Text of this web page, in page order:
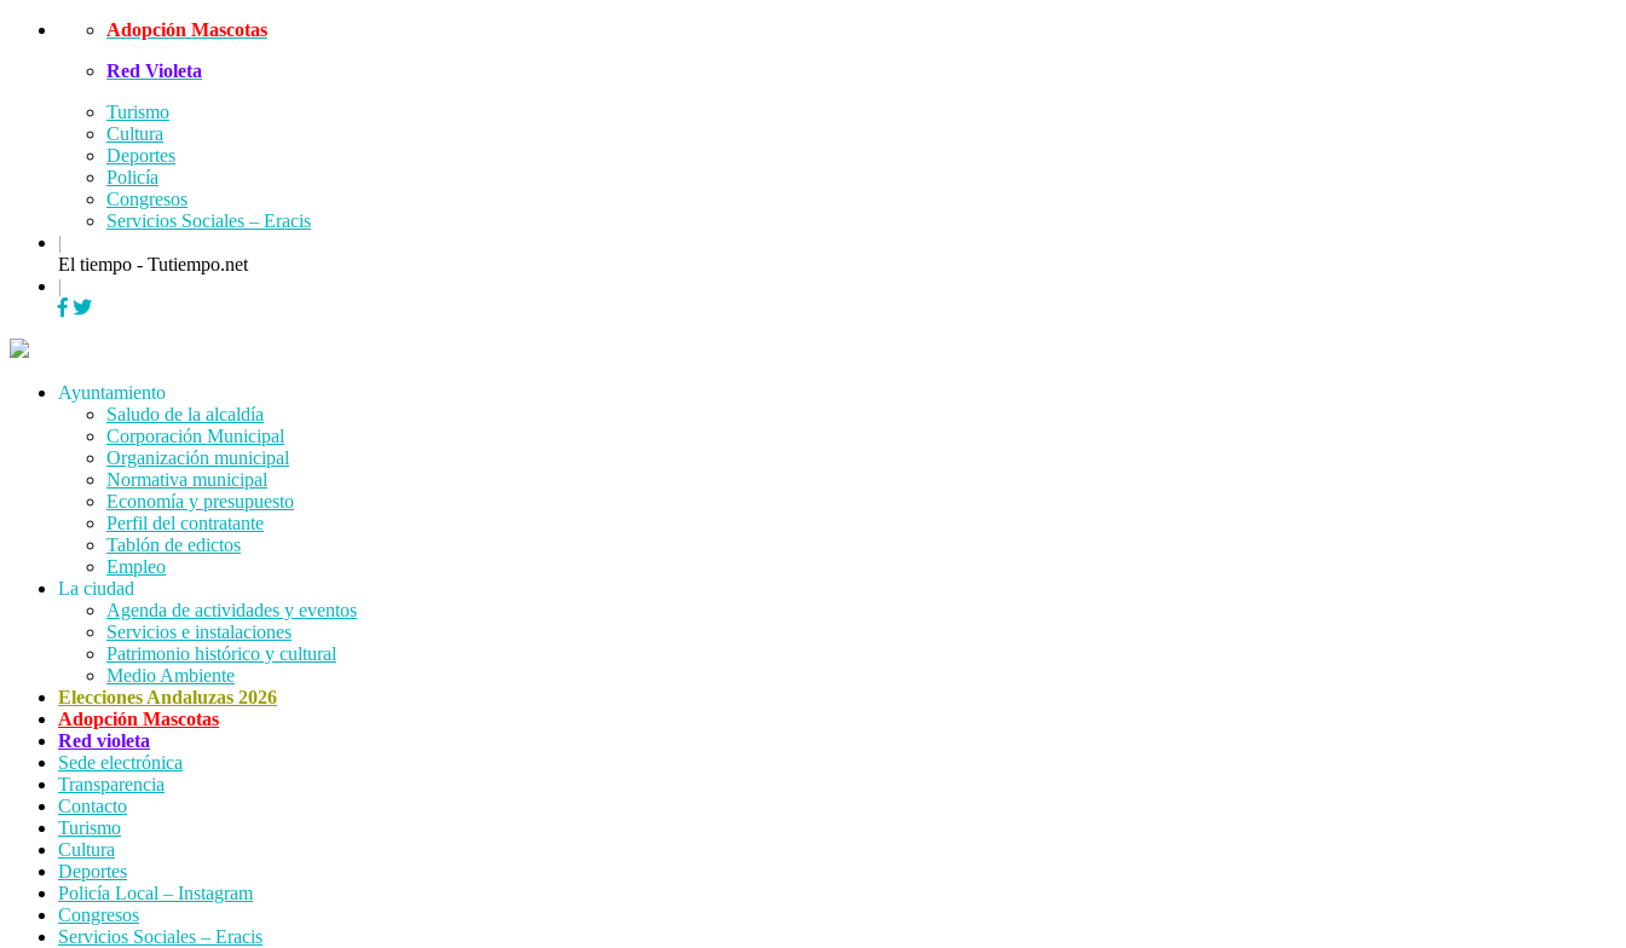
Skip
Adopción Mascotas
Red Violeta
Turismo
Cultura
Deportes
Policía
Congresos
Servicios Sociales – Eracis
|
El tiempo - Tutiempo.net
|
Menu
Ayuntamiento
Saludo de la alcaldía
Corporación Municipal
Organización municipal
Normativa municipal
Economía y presupuesto
Perfil del contratante
Tablón de edictos
Empleo
La ciudad
Agenda de actividades y eventos
Servicios e instalaciones
Patrimonio histórico y cultural
Medio Ambiente
Elecciones Andaluzas 2026
Adopción Mascotas
Red violeta
Sede electrónica
Transparencia
Contacto
Turismo
Cultura
Deportes
Policía Local – Instagram
Congresos
Servicios Sociales – Eracis